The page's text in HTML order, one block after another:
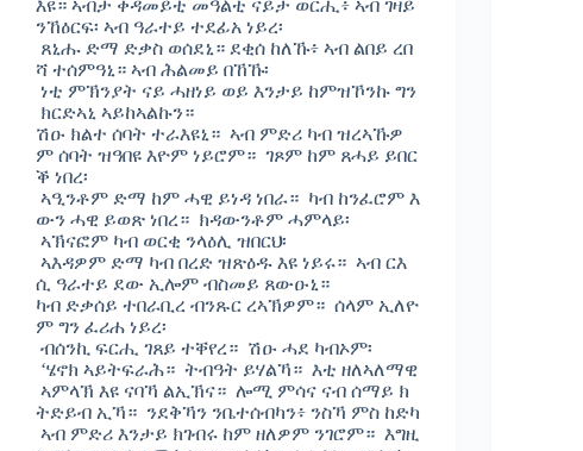
እዩ። ኣብታ ቀዳመይቲ መዓልቲ ናይታ ወርሒ፥ ኣብ ገዛይ
ንኸዕርፍ፡ ኣብ ዓራተይ ተደፊአ ነይረ፡
ጸኒሑ ድማ ድቃስ ወሰደኒ። ደቂሰ ከለኹ፥ ኣብ ልበይ ረበ
ሻ ተሰምዓኒ። ኣብ ሕልመይ በኸኹ፡
ነቲ ምኽንያት ናይ ሓዘነይ ወይ እንታይ ከምዝኾንኩ ግን
ክርድኣኒ ኣይከኣልኩን።
ሽዑ ክልተ ሰባት ተራእዩኒ። ኣብ ምድሪ ካብ ዝረኣኹዎ
ም ሰባት ዝዓበዩ እዮም ነይሮም። ገጾም ከም ጸሓይ ይበር
ቕ ነበረ፡
ኣዒንቶም ድማ ከም ሓዊ ይነዳ ነበራ። ካብ ከንፈሮም እ
ውን ሓዊ ይወጽ ነበረ። ክዳውንቶም ሓምላይ፡
ኣኽናፎም ካብ ወርቂ ንላዕሊ ዝበርህ፡
ኣእዳዎም ድማ ካብ በረድ ዝጽዕዱ እዩ ነይሩ። ኣብ ርእ
ሲ ዓራተይ ደው ኢሎም ብስመይ ጸውዑኒ።
ካብ ድቃሰይ ተበራቢረ ብንጹር ረኣኽዎም። ሰላም ኢለዮ
ም ግን ፈሪሐ ነይረ፡
ብሰንኪ ፍርሒ ገጸይ ተቐየረ። ሽዑ ሓደ ካብኦም፡
‘ሄኖክ ኣይትፍራሕ። ትብዓት ይሃልኻ። እቲ ዘለኣለማዊ
ኣምላኽ እዩ ናባኻ ልኢኽና። ሎሚ ምሳና ናብ ሰማይ ክ
ትድይብ ኢኻ። ንደቅኻን ንቤተሰብካን፥ ንስኻ ምስ ከድካ
ኣብ ምድሪ እንታይ ክገብሩ ከም ዘለዎም ንገሮም። እግዚ